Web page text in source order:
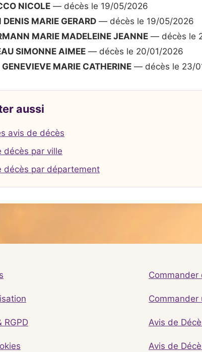
NICOLE — décès le 19/05/2026
DENIS MARIE GERARD — décès le 19/05/2026
MARIE MADELEINE JEANNE — décès le
SIMONNE AIMEE — décès le 20/01/2026
MARIE CATHERINE — décès le 23/
aussi
avis de décès
décès par ville
décès par département
RGPD
Commander
Commander
Avis de
Avis de